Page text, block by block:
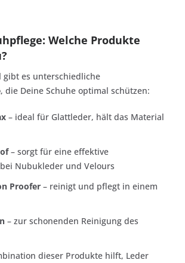
Welche Produkte
gibt es unterschiedliche
, die Deine Schuhe optimal schützen:
– ideal für Glattleder, hält das Material
– sorgt für eine effektive
bei Nubukleder und Velours
Proofer – reinigt und pflegt in einem
– zur schonenden Reinigung des
dieser Produkte hilft, Leder